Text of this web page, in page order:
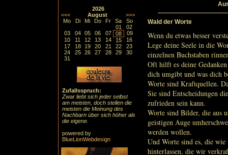
2026
<<<
August
>>>
Mo
Di Mi Do Fr Sa
So
01
02
03
04 05 06 07 08
09
10
11 12 13 14 15
16
17
18 19 20 21 22
23
24
25 26 27 28 29
30
31
Zufallsspruch:
Zwar liebt sich jeder selbst
am meisten, doch stellen die
meisten die Meinung des
Nachbarn über sich höher als
die eigene.
powered by
BlueLionWebdesign
Wald der Worte
Wenn du etwas besser
Lege deine Seele in die
einzelnen Buchstaben
Oft hilft es deine
dich umgibt und was dich
Worte sind Kraftquellen.
Sie sind Entscheidungen
zufrieden sein kann.
Worte sind Bilder, die aus
geistigen Auge
werden wollen.
Und Worte sind es, die
hinterlassen, die wir